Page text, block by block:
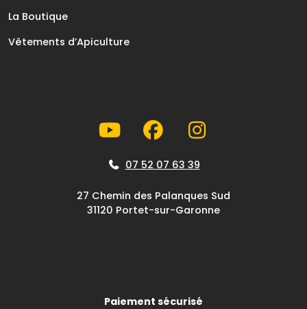
La Boutique
Vêtements d’Apiculture
07 52 07 63 39
27 Chemin des Palanques Sud
31120 Portet-sur-Garonne
Paiement sécurisé